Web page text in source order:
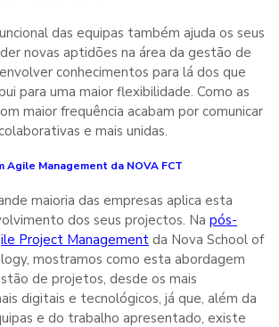
das equipas também ajuda os seus
novas aptidões na área da gestão de
conhecimentos para lá dos que
para uma maior flexibilidade. Como as
maior frequência acabam por comunicar
e mais unidas.
Agile Management da NOVA FCT
maioria das empresas aplica esta
dos seus projectos. Na pós-
Project Management da Nova School of
mostramos como esta abordagem
de projetos, desde os mais
digitais e tecnológicos, já que, além da
e do trabalho apresentado, existe